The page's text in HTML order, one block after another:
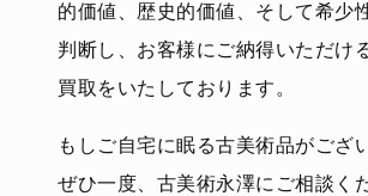
的価値、歴史的価値、そして希少
判断し、お客様にご納得いただけ
買取をいたしております。
もしご自宅に眠る古美術品がござ
ぜひ一度、古美術永澤にご相談く